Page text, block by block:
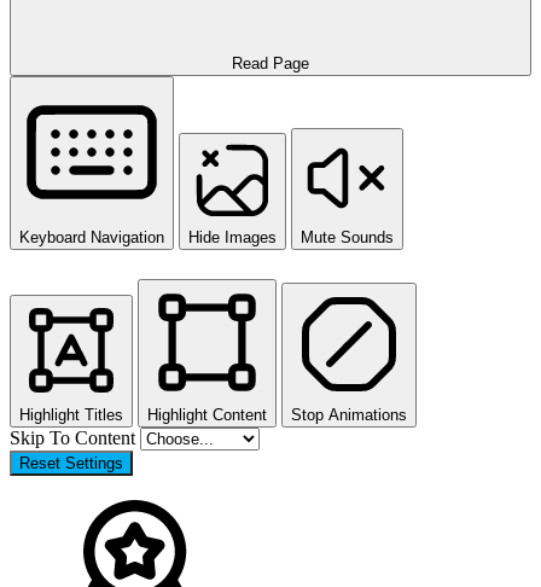
Read Page
Keyboard Navigation Hide Images Mute Sounds
Highlight Titles Highlight Content Stop Animations
Skip To Content
Reset Settings